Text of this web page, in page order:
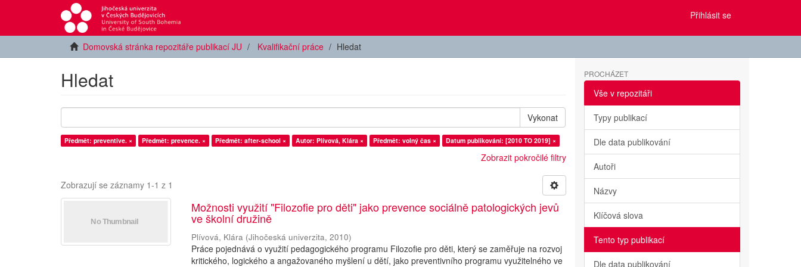
Přihlásit se
Domovská stránka repozitáře publikací JU Kvalifikační práce Hledat
Hledat
Vykonat
Předmět: preventive. × Předmět: prevence. × Předmět: after-school × Autor: Plívová, Klára × Předmět: volný čas × Datum publikování: [2010 TO 2019] ×
Zobrazit pokročilé filtry
Zobrazují se záznamy 1-1 z 1
Možnosti využití "Filozofie pro děti" jako prevence sociálně patologických jevů
ve školní družině
Plívová, Klára (Jihočeská univerzita,2010)
Práce pojednává o využití pedagogického programu Filozofie pro děti, který se zaměřuje na rozvoj
kritického, logického a angažovaného myšlení u dětí, jako preventivního programu využitelného ve
PROCHÁZET
Vše v repozitáři
Typy publikací
Dle data publikování
Autoři
Názvy
Klíčová slova
Tento typ publikací
Dle data publikování